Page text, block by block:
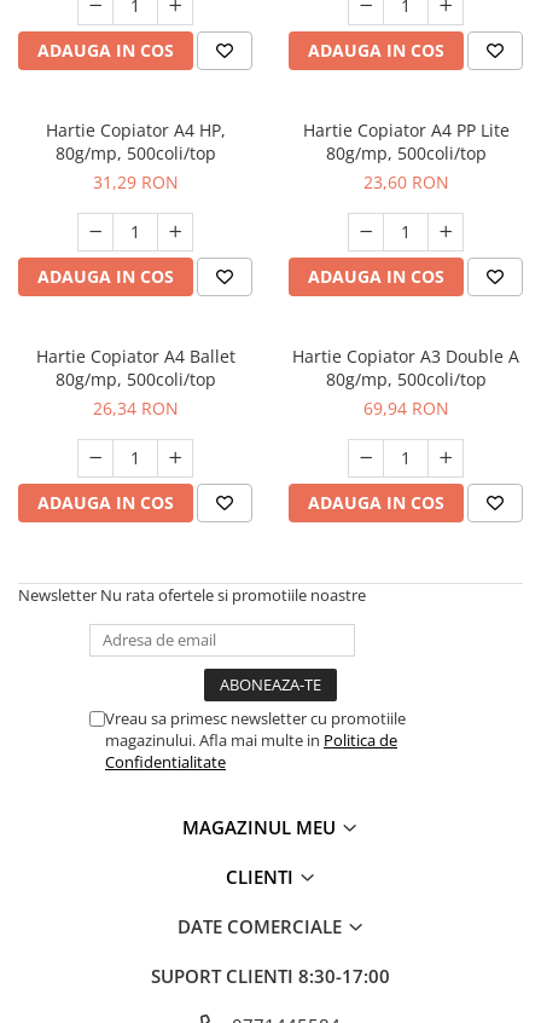
ADAUGA IN COS ADAUGA IN COS
Hartie Copiator A4 HP,
80g/mp, 500coli/top
31,29 RON
ADAUGA IN COS
Hartie Copiator A4 PP Lite
80g/mp, 500coli/top
23,60 RON
ADAUGA IN COS
Hartie Copiator A4 Ballet
80g/mp, 500coli/top
26,34 RON
ADAUGA IN COS
Hartie Copiator A3 Double A
80g/mp, 500coli/top
69,94 RON
ADAUGA IN COS
Newsletter Nu rata ofertele si promotiile noastre
Vreau sa primesc newsletter cu promotiile
magazinului. Afla mai multe in Politica de
Confidentialitate
MAGAZINUL MEU
CLIENTI
DATE COMERCIALE
SUPORT CLIENTI 8:30-17:00